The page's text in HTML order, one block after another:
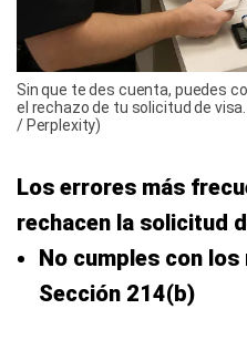
Sin que te des cuenta, puedes
el rechazo de tu solicitud de
/ Perplexity)
Los errores más
rechacen la solicitud
No cumples con
Sección 214(b)